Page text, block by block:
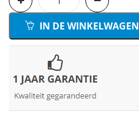
IN DE WINKELWAGEN